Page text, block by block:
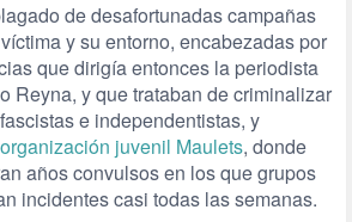
de desafortunadas campañas
y su entorno, encabezadas por
que dirigía entonces la periodista
Reyna, y que trataban de criminalizar
e independentistas, y
organización juvenil Maulets, donde
años convulsos en los que grupos
incidentes casi todas las semanas.